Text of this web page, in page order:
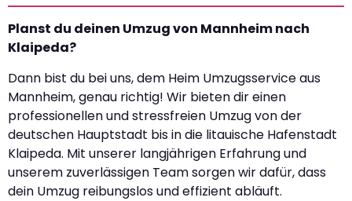
Planst du deinen Umzug von Mannheim nach
Klaipeda?
Dann bist du bei uns, dem Heim Umzugsservice aus
Mannheim, genau richtig! Wir bieten dir einen
professionellen und stressfreien Umzug von der
deutschen Hauptstadt bis in die litauische Hafenstadt
Klaipeda. Mit unserer langjährigen Erfahrung und
unserem zuverlässigen Team sorgen wir dafür, dass
dein Umzug reibungslos und effizient abläuft.